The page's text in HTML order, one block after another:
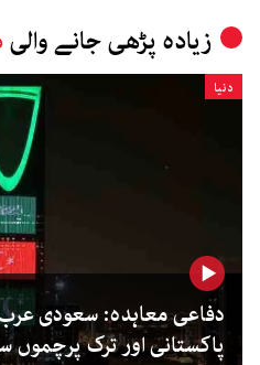
زیادہ پڑھی جانے والی
دنیا
دفاعی معاہدہ: سعودی
پاکستانی اور ترک